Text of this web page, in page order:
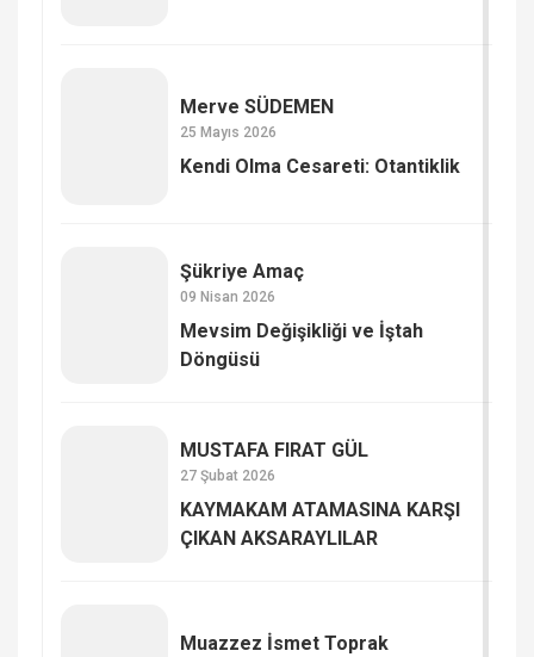
Merve SÜDEMEN
25 Mayıs 2026
Kendi Olma Cesareti: Otantiklik
Şükriye Amaç
09 Nisan 2026
Mevsim Değişikliği ve İştah
Döngüsü
MUSTAFA FIRAT GÜL
27 Şubat 2026
KAYMAKAM ATAMASINA KARŞI
ÇIKAN AKSARAYLILAR
Muazzez İsmet Toprak